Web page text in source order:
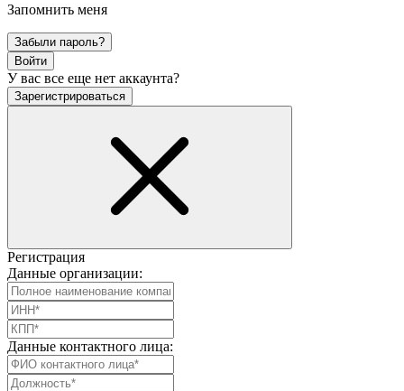
Запомнить меня
Забыли пароль?
Войти
У вас все еще нет аккаунта?
Зарегистрироваться
Регистрация
Данные организации:
Данные контактного лица: